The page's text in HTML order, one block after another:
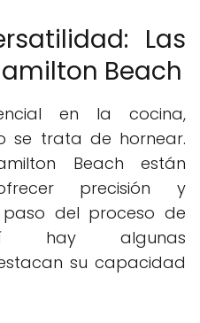
Las
Beach
en la cocina,
se trata de hornear.
Beach están
precisión y
del proceso de
hay algunas
su capacidad